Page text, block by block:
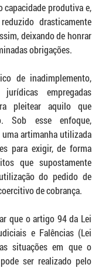
produtiva e,
drasticamente
deixando de honrar
obrigações.
de inadimplemento,
empregadas
pleitear aquilo que
Sob esse enfoque,
artimanha utilizada
para exigir, de forma
que supostamente
do pedido de
de cobrança.
que o artigo 94 da Lei
e Falências (Lei
situações em que o
ser realizado pelo